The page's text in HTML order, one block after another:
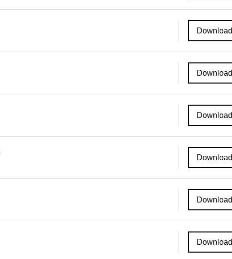
Download
Download
Download
Download
Download
Download